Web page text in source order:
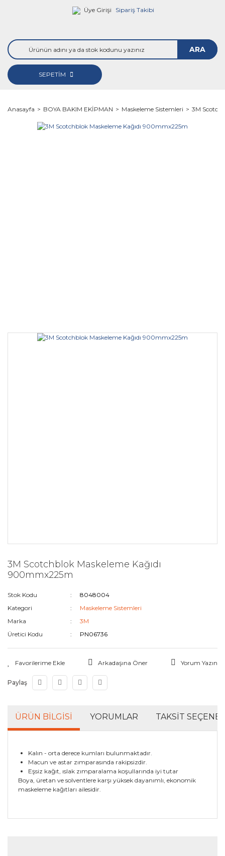
Üye Girişi Sipariş Takibi
ARA
SEPETİM
Anasayfa BOYA BAKIM EKİPMAN Maskeleme Sistemleri 3M
3M Scotchblok Maskeleme Kağıdı
900mmx225m
Stok Kodu
8048004
Kategori
Maskeleme Sistemleri
Marka
3M
Üretici Kodu
PN06736
Arkadaşına Öner Yorum Yazın
Paylaş
ÜRÜN BILGISI YORUMLAR TAKSIT
Kalın - orta derece kumları bulunmaktadır.
Macun ve astar zımparasında rakipsizdir.
Eşsiz kağıt, ıslak zımparalama koşullarında iyi tutar
Boya, üretan ve solventlere karşı yüksek dayanımlı, ekonomik
maskeleme kağıtları ailesidir.
Bu ürünün fiyat bilgisi, resim, ürün açıklamalarında ve